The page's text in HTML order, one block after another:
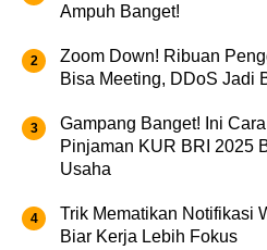
Ampuh Banget!
Zoom Down! Ribuan
Bisa Meeting, DDoS Jadi
Gampang Banget! Ini
Pinjaman KUR BRI 2025
Usaha
Trik Mematikan Notifikasi
Biar Kerja Lebih Fokus